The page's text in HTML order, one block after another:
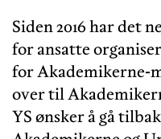
Siden 2016 har det
for ansatte
for Akademikerne-
over til
YS ønsker å gå